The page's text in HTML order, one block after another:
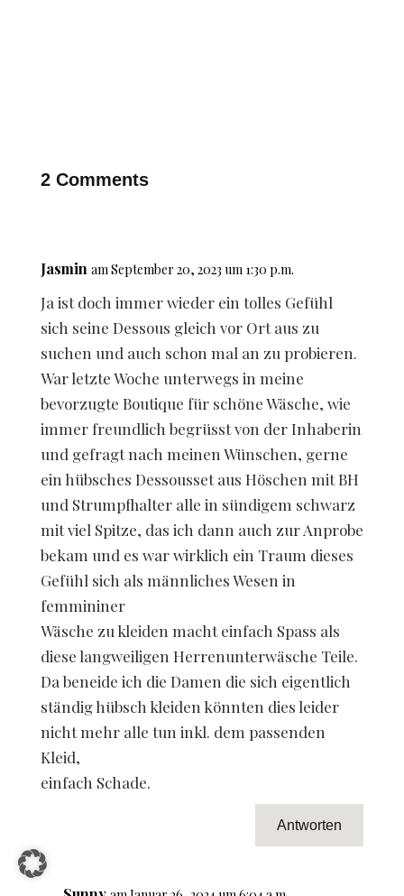
2 Comments
Jasmin am September 20, 2023 um 1:30 p.m.
Ja ist doch immer wieder ein tolles Gefühl
sich seine Dessous gleich vor Ort aus zu
suchen und auch schon mal an zu probieren.
War letzte Woche unterwegs in meine
bevorzugte Boutique für schöne Wäsche, wie
immer freundlich begrüsst von der Inhaberin
und gefragt nach meinen Wünschen, gerne
ein hübsches Dessousset aus Höschen mit BH
und Strumpfhalter alle in sündigem schwarz
mit viel Spitze, das ich dann auch zur Anprobe
bekam und es war wirklich ein Traum dieses
Gefühl sich als männliches Wesen in
femmininer
Wäsche zu kleiden macht einfach Spass als
diese langweiligen Herrenunterwäsche Teile.
Da beneide ich die Damen die sich eigentlich
ständig hübsch kleiden könnten dies leider
nicht mehr alle tun inkl. dem passenden
Kleid,
einfach Schade.
Antworten